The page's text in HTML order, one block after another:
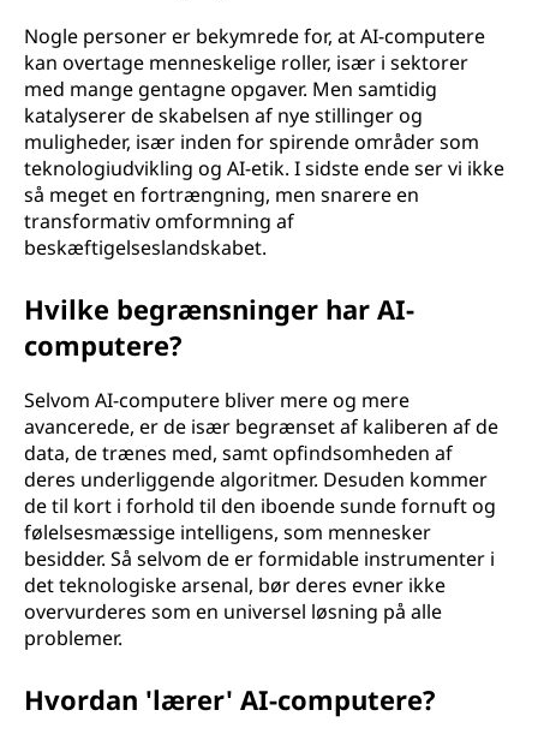
Nogle personer er bekymrede for, at AI-computere
kan overtage menneskelige roller, især i sektorer
med mange gentagne opgaver. Men samtidig
katalyserer de skabelsen af nye stillinger og
muligheder, især inden for spirende områder som
teknologiudvikling og AI-etik. I sidste ende ser vi ikke
så meget en fortrængning, men snarere en
transformativ omformning af
beskæftigelseslandskabet.
Hvilke begrænsninger har AI-
computere?
Selvom AI-computere bliver mere og mere
avancerede, er de især begrænset af kaliberen af de
data, de trænes med, samt opfindsomheden af
deres underliggende algoritmer. Desuden kommer
de til kort i forhold til den iboende sunde fornuft og
følelsesmæssige intelligens, som mennesker
besidder. Så selvom de er formidable instrumenter i
det teknologiske arsenal, bør deres evner ikke
overvurderes som en universel løsning på alle
problemer.
Hvordan 'lærer' AI-computere?